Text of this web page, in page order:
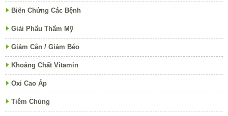
Biến Chứng Các Bệnh
Giải Phẩu Thẩm Mỹ
Giảm Cân / Giảm Béo
Khoáng Chất Vitamin
Oxi Cao Áp
Tiêm Chủng